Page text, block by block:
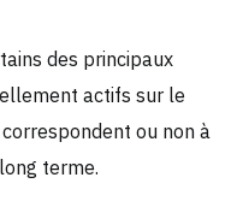
des principaux
actifs sur le
ou non à
terme.